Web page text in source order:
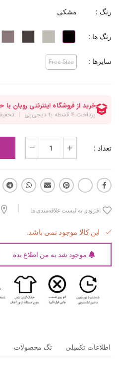
رنگ : مشکی
رنگ ها :
سایزها : Free Size
تعداد :
افزودن به لیست علاقه‌مندی ها
این کالا موجود نمی باشد.
موجود شد به من اطلاع بده
اطلاعات تکمیلی تگ محصولات